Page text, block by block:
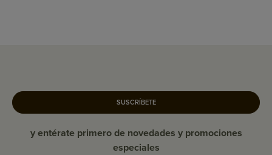
SUSCRÍBETE
y entérate primero de novedades y promociones
especiales